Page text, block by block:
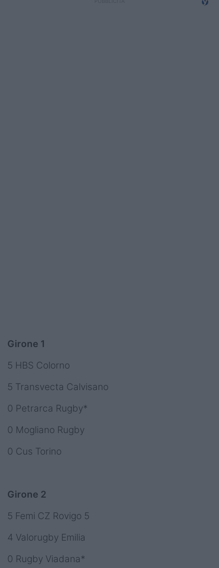
Girone 1
5 HBS Colorno
5 Transvecta Calvisano
0 Petrarca Rugby*
0 Mogliano Rugby
0 Cus Torino
Girone 2
5 Femi CZ Rovigo 5
4 Valorugby Emilia
0 Rugby Viadana*